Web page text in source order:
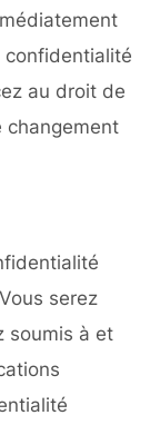
confidentialité
au droit de
changement
serez
soumis à et